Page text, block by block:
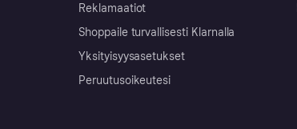
Reklamaatiot
Shoppaile turvallisesti Klarnalla
Yksityisyysasetukset
Peruutusoikeutesi